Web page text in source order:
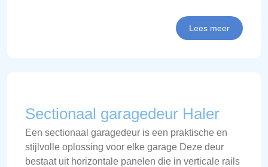
Lees meer
Sectionaal garagedeur Haler
Een sectionaal garagedeur is een praktische en
stijlvolle oplossing voor elke garage Deze deur
bestaat uit horizontale panelen die in verticale rails